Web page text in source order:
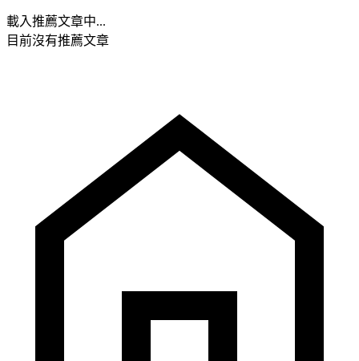
載入推薦文章中...
目前沒有推薦文章